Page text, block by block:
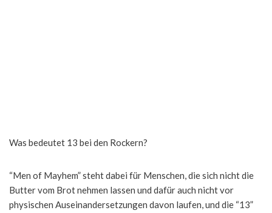
Was bedeutet 13 bei den Rockern?
“Men of Mayhem” steht dabei für Menschen, die sich nicht die
Butter vom Brot nehmen lassen und dafür auch nicht vor
physischen Auseinandersetzungen davon laufen, und die “13”